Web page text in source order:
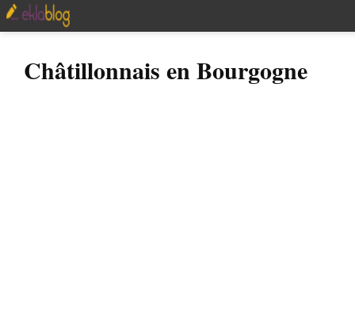
Châtillonnais en Bourgogne